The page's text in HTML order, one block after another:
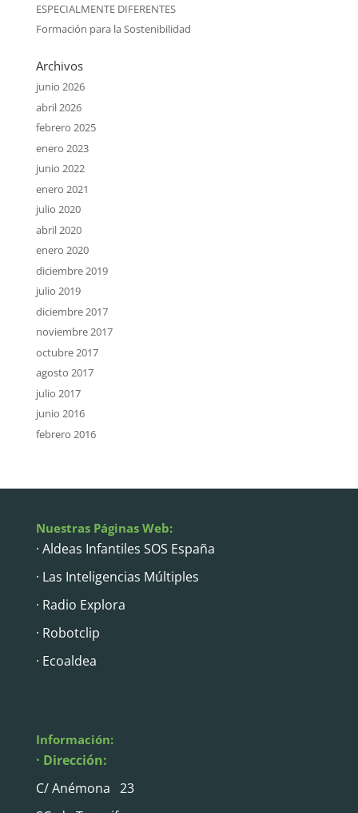
ESPECIALMENTE DIFERENTES
Formación para la Sostenibilidad
Archivos
junio 2026
abril 2026
febrero 2025
enero 2023
junio 2022
enero 2021
julio 2020
abril 2020
enero 2020
diciembre 2019
julio 2019
diciembre 2017
noviembre 2017
octubre 2017
agosto 2017
julio 2017
junio 2016
febrero 2016
Nuestras Páginas Web:
· Aldeas Infantiles SOS España
· Las Inteligencias Múltiples
· Radio Explora
· Robotclip
· Ecoaldea
Información:
· Dirección:
C/ Anémona 23